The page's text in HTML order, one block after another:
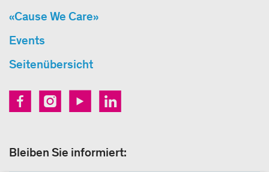
«Cause We Care»
Events
Seitenübersicht
Bleiben Sie informiert: